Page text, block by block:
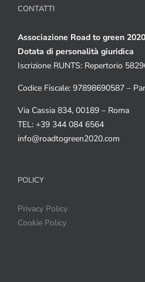
CONTATTI
Associazione Road to green
Dotata di personalità giuridica
Iscrizione RUNTS: Repertorio
Codice Fiscale: 97898690587 –
Via Cassia 834, 00189 – Roma
TEL: +39 344 084 6564
info@roadtogreen2020.com
POLICY
Privacy Policy
Cookie Policy